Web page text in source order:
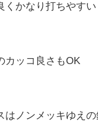
くかなり打ちやすい
カッコ良さもOK
はノンメッキゆえ